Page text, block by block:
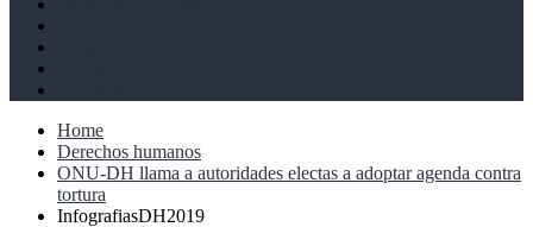
Home
Derechos humanos
ONU-DH llama a autoridades electas a adoptar agenda contra
tortura
InfografiasDH2019